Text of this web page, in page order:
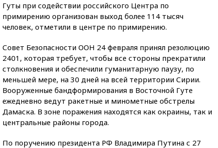
Гуты при содействии российского Центра по
примирению организован выход более 114 тысяч
человек, отметили в центре по примирению.
Совет Безопасности ООН 24 февраля принял резолюцию
2401, которая требует, чтобы все стороны прекратили
столкновения и обеспечили гуманитарную паузу, по
меньшей мере, на 30 дней на всей территории Сирии.
Вооруженные бандформирования в Восточной Гуте
ежедневно ведут ракетные и минометные обстрелы
Дамаска. В зоне поражения находятся как окраины, так и
центральные районы города.
По поручению президента РФ Владимира Путина с 27